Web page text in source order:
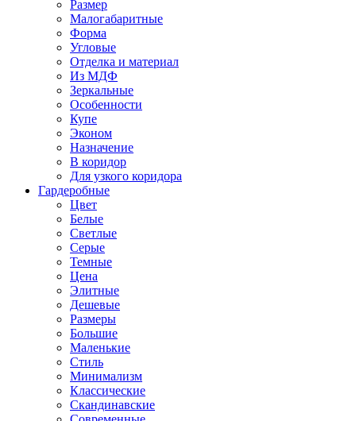
Размер
Малогабаритные
Форма
Угловые
Отделка и материал
Из МДФ
Зеркальные
Особенности
Купе
Эконом
Назначение
В коридор
Для узкого коридора
Гардеробные
Цвет
Белые
Светлые
Серые
Темные
Цена
Элитные
Дешевые
Размеры
Большие
Маленькие
Стиль
Минимализм
Классические
Скандинавские